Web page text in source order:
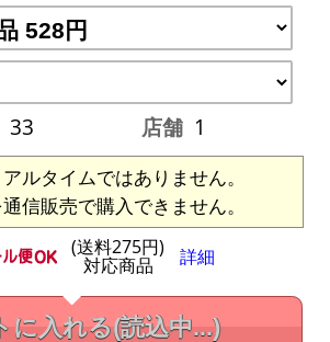
33 店舗 1
ルタイムではありません。
信販売で購入できません。
(送料275円)
対応商品 詳細
に入れる(読込中...)